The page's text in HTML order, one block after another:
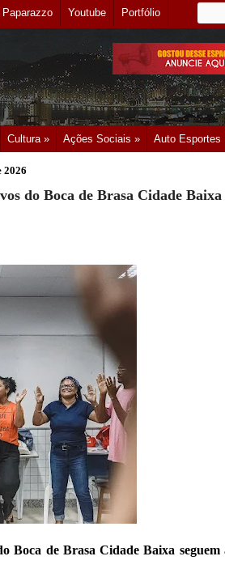
Paparazzo Youtube Portfólio
Cultura » Ações Sociais » Auto Esportes
2026
do Boca de Brasa Cidade Baixa
Boca de Brasa Cidade Baixa seguem